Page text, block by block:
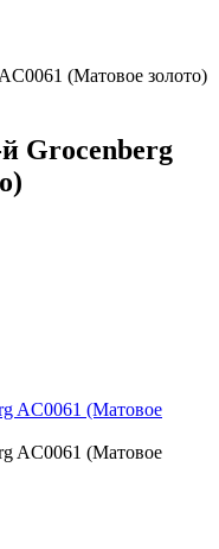
(Матовое золото)
Grocenberg